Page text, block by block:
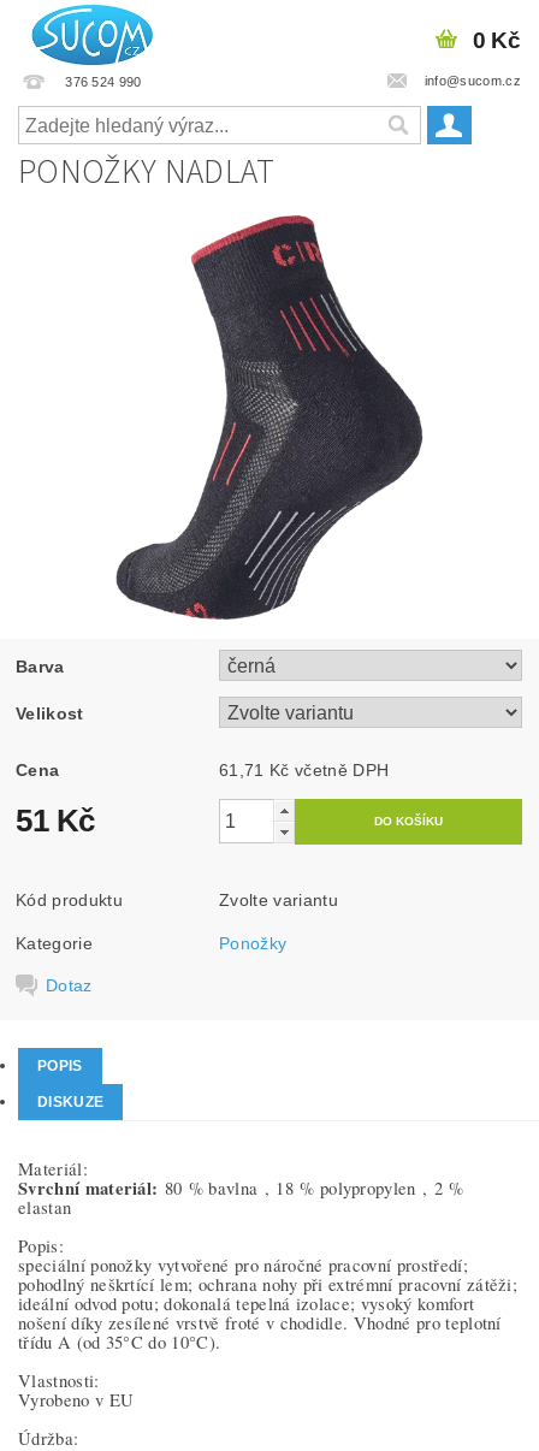
376 524 990 info@sucom.cz
0 Kč
PONOŽKY NADLAT
Barva
Velikost
Cena 61,71 Kč včetně DPH
51 Kč
Kód produktu Zvolte variantu
Kategorie Ponožky
Dotaz
POPIS
DISKUZE
Materiál:
Svrchní materiál: 80 % bavlna , 18 % polypropylen , 2 %
elastan
Popis:
speciální ponožky vytvořené pro náročné pracovní prostředí;
pohodlný neškrtící lem; ochrana nohy při extrémní pracovní zátěži;
ideální odvod potu; dokonalá tepelná izolace; vysoký komfort
nošení díky zesílené vrstvě froté v chodidle. Vhodné pro teplotní
třídu A (od 35°C do 10°C).
Vlastnosti:
Vyrobeno v EU
Údržba: